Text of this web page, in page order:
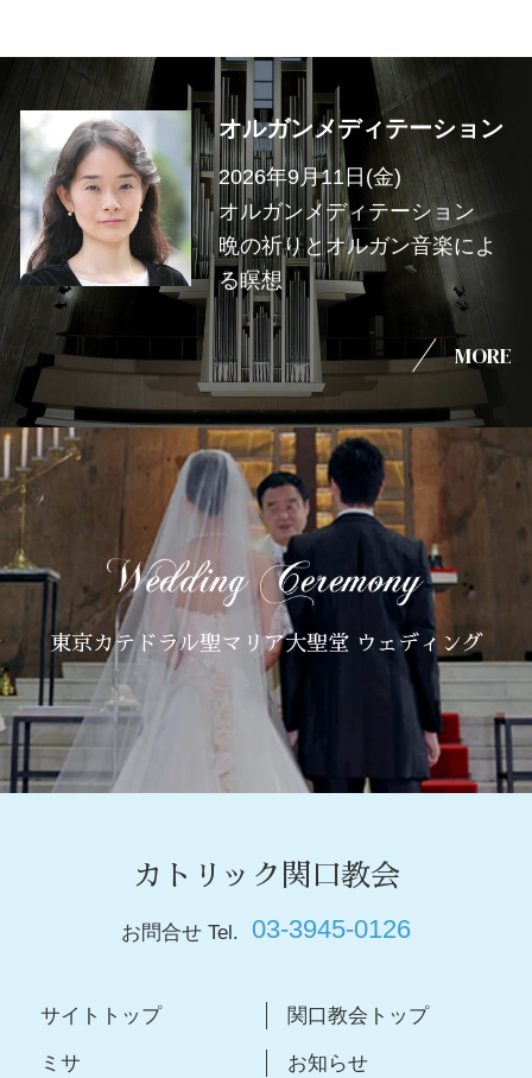
オルガンメディテーション
2026年9月11日(金)
オルガンメディテーション
晩の祈りとオルガン音楽によ
る瞑想
MORE
東京カテドラル聖マリア大聖堂 ウェディング
カトリック関口教会
お問合せ Tel. 03-3945-0126
サイトトップ 関口教会トップ
ミサ お知らせ